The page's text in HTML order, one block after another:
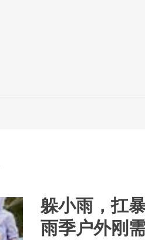
躲小雨，扛
雨季户外刚